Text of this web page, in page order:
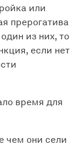
или
прерогатива
из них, то
если нет
время для
чем они сели